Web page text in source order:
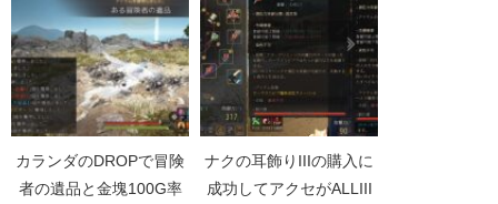
カランダのDROPで冒険
者の遺品と金塊100G率
ナクの耳飾りIIIの購入に
成功してアクセがALLIII